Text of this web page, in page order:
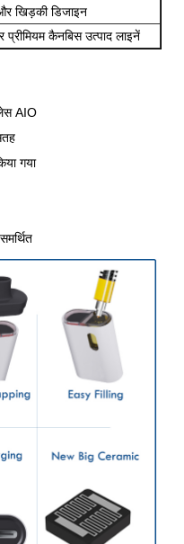
खिड़की डिजाइन
कैनबिस उत्पाद लाइनें
AIO
गया